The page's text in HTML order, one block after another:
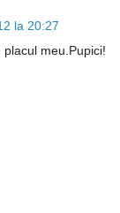
la 20:27
meu.Pupici!